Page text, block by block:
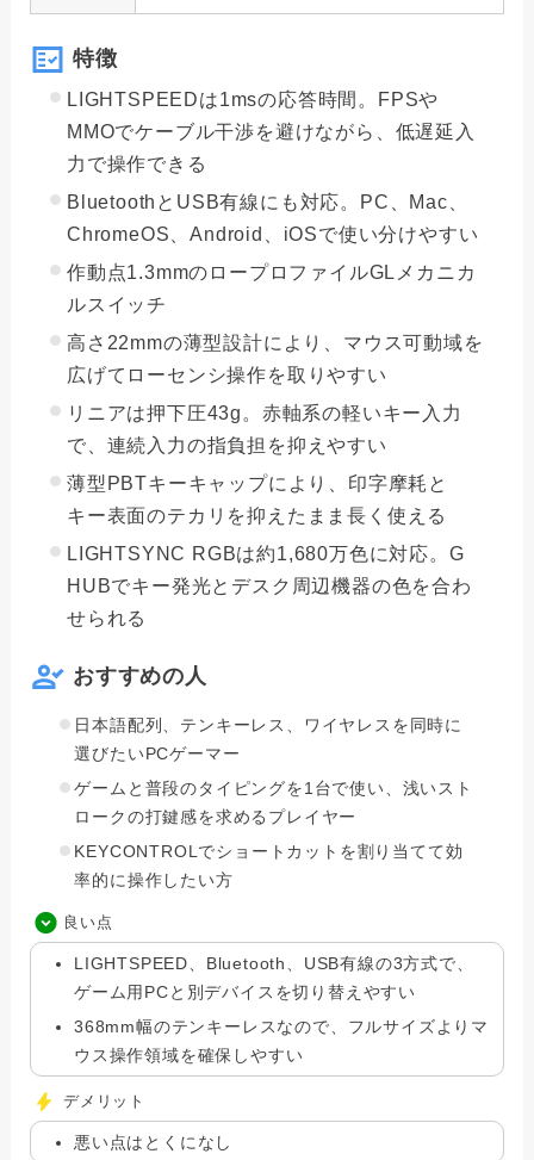
特徴
LIGHTSPEEDは1msの応答時間。FPSや
MMOでケーブル干渉を避けながら、低遅延入
力で操作できる
BluetoothとUSB有線にも対応。PC、Mac、
ChromeOS、Android、iOSで使い分けやすい
作動点1.3mmのロープロファイルGLメカニカ
ルスイッチ
高さ22mmの薄型設計により、マウス可動域を
広げてローセンシ操作を取りやすい
リニアは押下圧43g。赤軸系の軽いキー入力
で、連続入力の指負担を抑えやすい
薄型PBTキーキャップにより、印字摩耗と
キー表面のテカリを抑えたまま長く使える
LIGHTSYNC RGBは約1,680万色に対応。G
HUBでキー発光とデスク周辺機器の色を合わ
せられる
おすすめの人
日本語配列、テンキーレス、ワイヤレスを同時に
選びたいPCゲーマー
ゲームと普段のタイピングを1台で使い、浅いスト
ロークの打鍵感を求めるプレイヤー
KEYCONTROLでショートカットを割り当てて効
率的に操作したい方
良い点
LIGHTSPEED、Bluetooth、USB有線の3方式で、
ゲーム用PCと別デバイスを切り替えやすい
368mm幅のテンキーレスなので、フルサイズよりマ
ウス操作領域を確保しやすい
デメリット
悪い点はとくになし